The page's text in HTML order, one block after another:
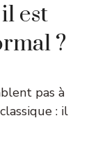
est
?
pas à
: il